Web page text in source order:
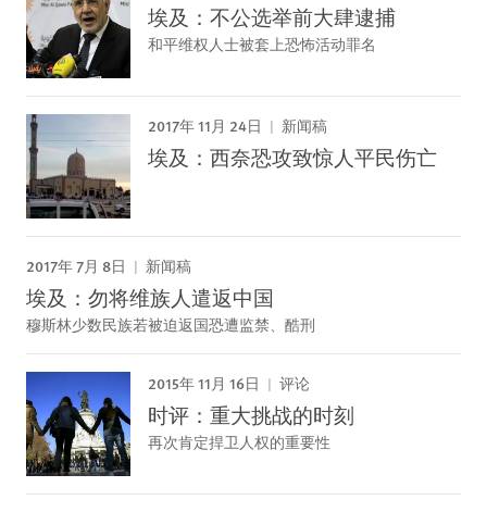
埃及：不公选举前大肆逮捕
和平维权人士被套上恐怖活动罪名
2017年 11月 24日 新闻稿
埃及：西奈恐攻致惊人平民伤亡
2017年 7月 8日 新闻稿
埃及：勿将维族人遣返中国
穆斯林少数民族若被迫返国恐遭监禁、酷刑
2015年 11月 16日 评论
时评：重大挑战的时刻
再次肯定捍卫人权的重要性